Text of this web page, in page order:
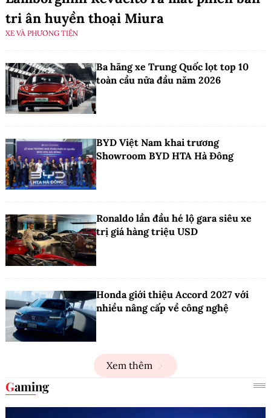
tri ân huyền thoại Miura
XE VÀ PHƯƠNG TIỆN
Ba hãng xe Trung Quốc lọt top 10
toàn cầu nửa đầu năm 2026
BYD Việt Nam khai trương
Showroom BYD HTA Hà Đông
Ronaldo lần đầu hé lộ gara siêu xe
trị giá hàng triệu USD
Honda giới thiệu Accord 2027 với
nhiều nâng cấp về công nghệ
Xem thêm
Gaming